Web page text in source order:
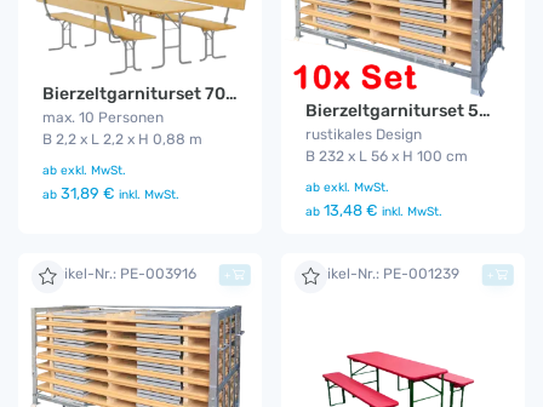
Bierzeltgarniturset 70 cm Lehne Gala
max. 10 Personen
B 2,2 x L 2,2 x H 0,88 m
ab exkl. MwSt.
ab 31,89 € inkl. MwSt.
Bierzeltgarniturset 50 cm Gala 10er Set
rustikales Design
B 232 x L 56 x H 100 cm
ab exkl. MwSt.
ab 13,48 € inkl. MwSt.
Artikel-Nr.: PE-003916 + Artikel-Nr.: PE-001239 +